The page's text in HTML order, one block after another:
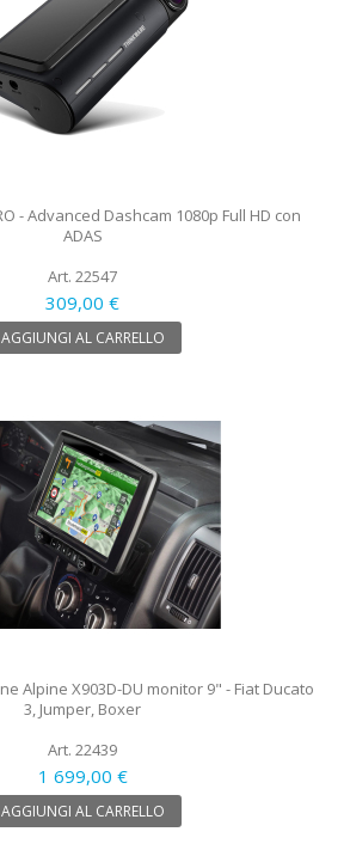
- Advanced Dashcam 1080p Full HD con
ADAS
Art. 22547
309,00 €
AGGIUNGI AL CARRELLO
Alpine X903D-DU monitor 9" - Fiat Ducato
3, Jumper, Boxer
Art. 22439
1 699,00 €
AGGIUNGI AL CARRELLO